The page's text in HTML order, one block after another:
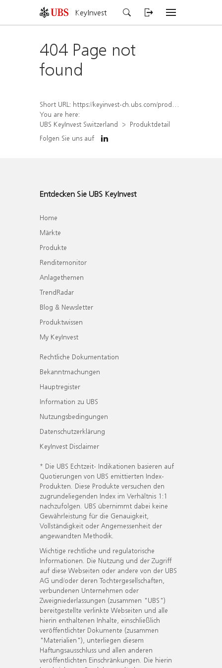
KeyInvest
404 Page not
found
Short URL: https://keyinvest-ch.ubs.com/produkt/detail/index/isin/CH1581940843
You are here:
UBS KeyInvest Switzerland
Produktdetail
Folgen Sie uns auf
Entdecken Sie UBS KeyInvest
Home
Märkte
Produkte
Renditemonitor
Anlagethemen
TrendRadar
Blog & Newsletter
Produktwissen
My KeyInvest
Rechtliche Dokumentation
Bekanntmachungen
Hauptregister
Information zu UBS
Nutzungsbedingungen
Datenschutzerklärung
KeyInvest Disclaimer
* Die UBS Echtzeit- Indikationen basieren auf
Quotierungen von UBS emittierten Index-
Produkten. Diese Produkte versuchen den
zugrundeliegenden Index im Verhältnis 1:1
nachzufolgen. UBS übernimmt dabei keine
Gewährleistung für die Genauigkeit,
Vollständigkeit oder Angemessenheit der
angewandten Methodik.
Wichtige rechtliche und regulatorische
Informationen. Die Nutzung und der Zugriff
auf diese Webseiten oder andere von der UBS
AG und/oder deren Tochtergesellschaften,
verbundenen Unternehmen oder
Zweigniederlassungen (zusammen "UBS")
bereitgestellte verlinkte Webseiten und alle
hierin enthaltenen Inhalte, einschließlich
veröffentlichter Dokumente (zusammen
"Materialien"), unterliegen diesem
Haftungsausschluss und allen anderen
veröffentlichten Einschränkungen. Die hierin